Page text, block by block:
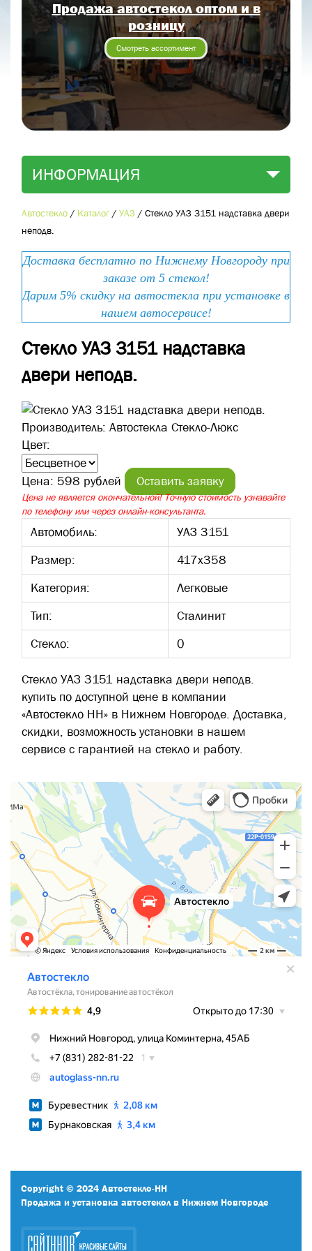
Продажа автостекол оптом и в
розницу
Смотреть ассортимент
ИНФОРМАЦИЯ
Автостекло / Каталог / УАЗ / Стекло УАЗ 3151 надставка двери
неподв.
Доставка бесплатно по Нижнему Новгороду при
заказе от 5 стекол!
Дарим 5% скидку на автостекла при установке в
нашем автосервисе!
Стекло УАЗ 3151 надставка
двери неподв.
Производитель: Автостекла Стекло-Люкс
Цвет:
Цена: 598 рублей Оставить заявку
Цена не является окончательной! Точную стоимость узнавайте
по телефону или через онлайн-консультанта.
Автомобиль:
УАЗ 3151
Размер:
417х358
Категория:
Легковые
Тип:
Сталинит
Стекло:
0
Стекло УАЗ 3151 надставка двери неподв.
купить по доступной цене в компании
«Автостекло НН» в Нижнем Новгороде. Доставка,
скидки, возможность установки в нашем
сервисе с гарантией на стекло и работу.
Copyright © 2024 Автостекло-НН
Продажа и установка автостекол в Нижнем Новгороде
Отправить
Отправить заявку